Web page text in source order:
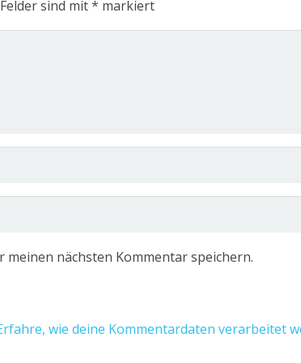
sind mit* markiert
meinen nächsten Kommentar speichern.
wie deine Kommentardaten verarbeitet